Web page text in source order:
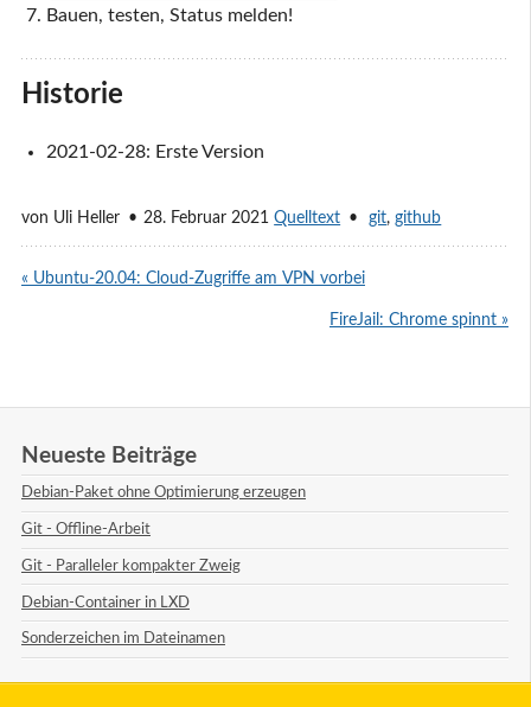
Bauen, testen, Status melden!
Historie
2021-02-28: Erste Version
von Uli Heller 28. Februar 2021 Quelltext git,github
« Ubuntu-20.04: Cloud-Zugriffe am VPN vorbei
FireJail: Chrome spinnt »
Neueste Beiträge
Debian-Paket ohne Optimierung erzeugen
Git - Offline-Arbeit
Git - Paralleler kompakter Zweig
Debian-Container in LXD
Sonderzeichen im Dateinamen